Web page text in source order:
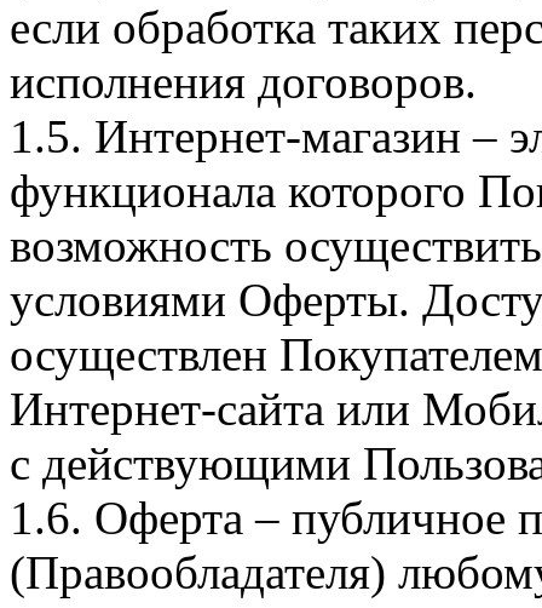
если обработка таких
исполнения договоров.
1.5. Интернет-магазин –
функционала которого
возможность
условиями Оферты.
осуществлен
Интернет-сайта или
с действующими
1.6. Оферта – публичное
(Правообладателя)